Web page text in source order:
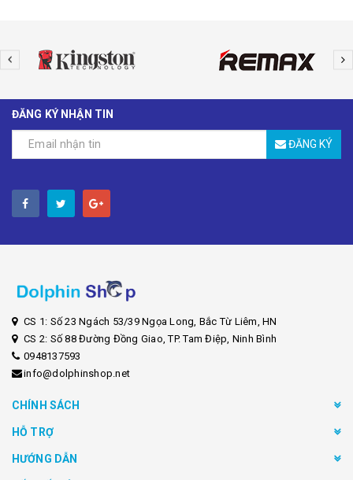
ĐĂNG KÝ NHẬN TIN
ĐĂNG KÝ
CS 1: Số 23 Ngách 53/39 Ngọa Long, Bắc Từ Liêm, HN
CS 2: Số 88 Đường Đồng Giao, TP. Tam Điệp, Ninh Bình
0948137593
info@dolphinshop.net
CHÍNH SÁCH
HỖ TRỢ
HƯỚNG DẪN